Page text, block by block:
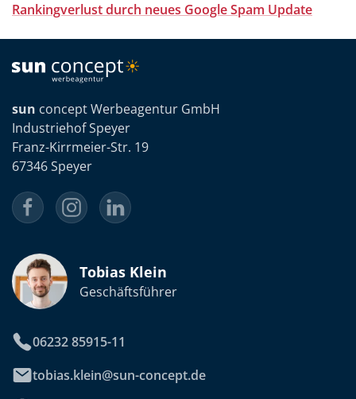
Rankingverlust durch neues Google Spam Update
sun concept Werbeagentur GmbH
Industriehof Speyer
Franz-Kirrmeier-Str. 19
67346 Speyer
Tobias Klein
Geschäftsführer
06232 85915-11
tobias.klein@sun-concept.de